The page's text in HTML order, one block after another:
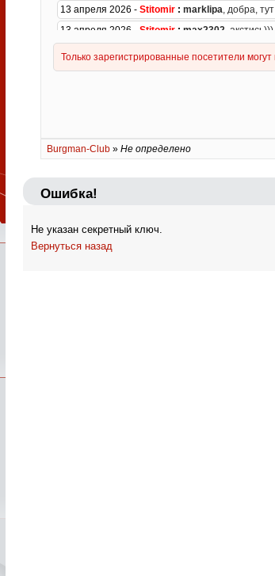
Burgman-Club» Не определено
Ошибка!
Не указан секретный ключ.
Вернуться назад